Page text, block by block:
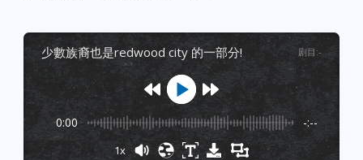
少數族裔也是redwood city 的一部分! 剧目 :-
0:00 -:--
1x